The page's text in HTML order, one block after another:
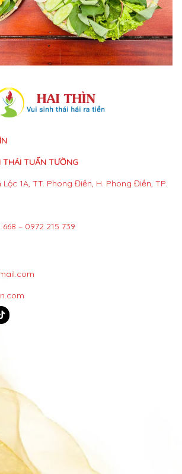
THÁI TUẤN TƯỜNG
1A, TT. Phong Điền, H. Phong Điền, TP.
– 0972 215 739